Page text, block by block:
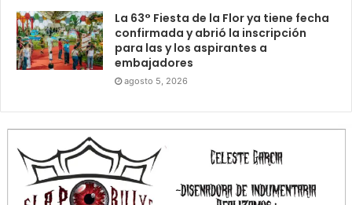
La 63° Fiesta de la Flor ya tiene fecha
confirmada y abrió la inscripción
para las y los aspirantes a
embajadores
agosto 5, 2026